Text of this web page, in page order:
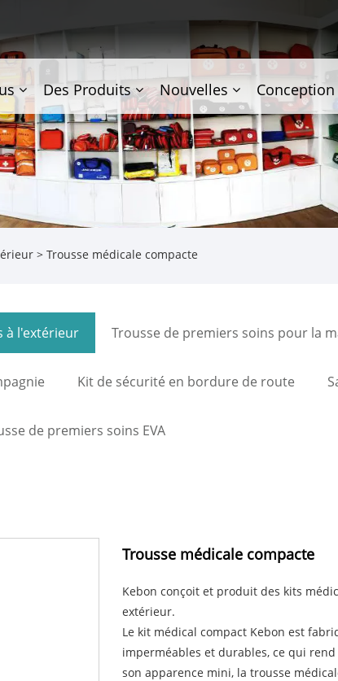
Des Produits Nouvelles Conception
> Trousse médicale compacte
à l'extérieur Trousse de premiers soins pour la
Kit de sécurité en bordure de route
de premiers soins EVA
Trousse médicale compacte
Kebon conçoit et produit des kits
extérieur.
Le kit médical compact Kebon est
imperméables et durables, ce qui
son apparence mini, la trousse